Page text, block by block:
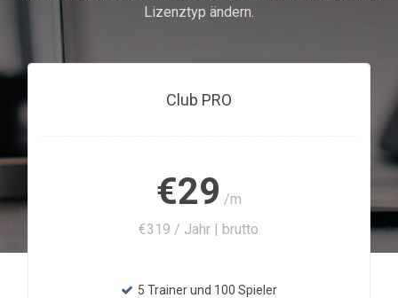
Lizenztyp ändern.
Club PRO
€29 /m
€319 / Jahr | brutto
5 Trainer und 100 Spieler